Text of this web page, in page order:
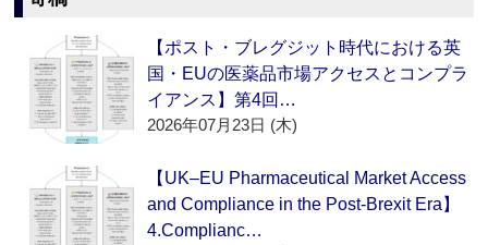
【ポスト・ブレグジット時代における英
国・EUの医薬品市場アクセスとコンプラ
イアンス】第4回…
2026年07月23日 (木)
【UK–EU Pharmaceutical Market Access
and Compliance in the Post-Brexit Era】
4.Complianc…